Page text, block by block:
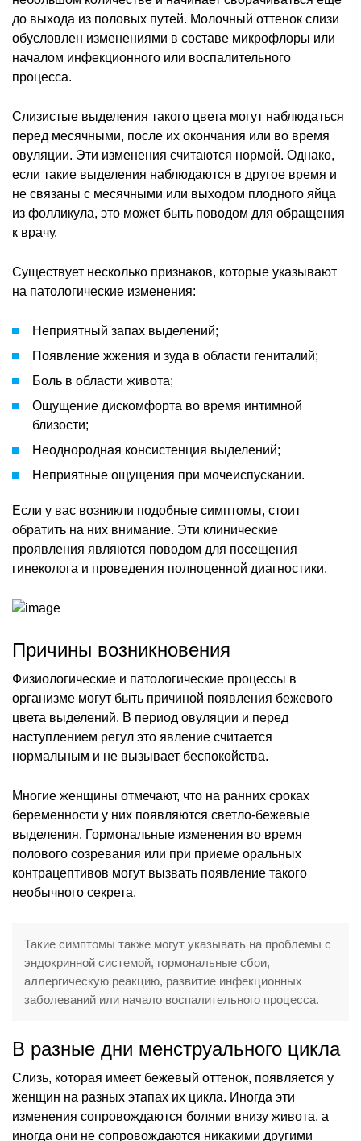
до выхода из половых путей. Молочный оттенок слизи
обусловлен изменениями в составе микрофлоры или
началом инфекционного или воспалительного
процесса.
Слизистые выделения такого цвета могут наблюдаться
перед месячными, после их окончания или во время
овуляции. Эти изменения считаются нормой. Однако,
если такие выделения наблюдаются в другое время и
не связаны с месячными или выходом плодного яйца
из фолликула, это может быть поводом для обращения
к врачу.
Существует несколько признаков, которые указывают
на патологические изменения:
Неприятный запах выделений;
Появление жжения и зуда в области гениталий;
Боль в области живота;
Ощущение дискомфорта во время интимной
близости;
Неоднородная консистенция выделений;
Неприятные ощущения при мочеиспускании.
Если у вас возникли подобные симптомы, стоит
обратить на них внимание. Эти клинические
проявления являются поводом для посещения
гинеколога и проведения полноценной диагностики.
Причины возникновения
Физиологические и патологические процессы в
организме могут быть причиной появления бежевого
цвета выделений. В период овуляции и перед
наступлением регул это явление считается
нормальным и не вызывает беспокойства.
Многие женщины отмечают, что на ранних сроках
беременности у них появляются светло-бежевые
выделения. Гормональные изменения во время
полового созревания или при приеме оральных
контрацептивов могут вызвать появление такого
необычного секрета.
Такие симптомы также могут указывать на проблемы с
эндокринной системой, гормональные сбои,
аллергическую реакцию, развитие инфекционных
заболеваний или начало воспалительного процесса.
В разные дни менструального цикла
Слизь, которая имеет бежевый оттенок, появляется у
женщин на разных этапах их цикла. Иногда эти
изменения сопровождаются болями внизу живота, а
иногда они не сопровождаются никакими другими